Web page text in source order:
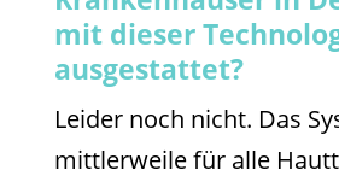
mit dieser
ausgestattet?
Leider noch nicht. Das
mittlerweile für alle